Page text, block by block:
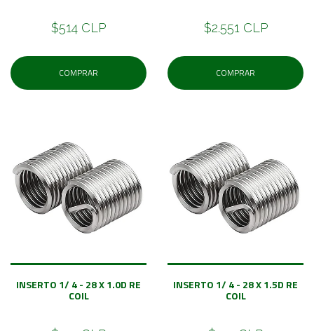
$514 CLP
COMPRAR
$2.551 CLP
COMPRAR
INSERTO 1/ 4 - 28 X 1.0D RE
COIL
INSERTO 1/ 4 - 28 X 1.5D RE
COIL